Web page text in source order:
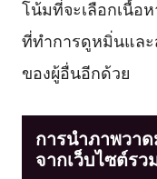
โน้มที่จะเลือกเนื้อ
ที่ทำการดูหมิ่นและ
ของผู้อื่นอีกด้วย
การนำภาพวา
จากเว็บไซต์ร